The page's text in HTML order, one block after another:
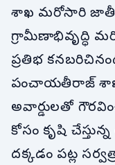
శాఖ మరోసారి
గ్రామీణాభివృద్ధి
ప్రతిభ
పంచాయతీరాజ్
అవార్డులతో
కోసం కృషి
దక్కడం పట్ల